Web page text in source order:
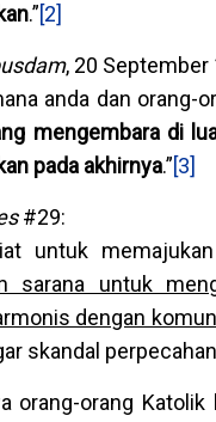
.”[2]
, 20 September
anda dan
mengembara di
pada akhirnya.”[3]
#29:
untuk
sarana untuk
dengan
skandal
orang-orang